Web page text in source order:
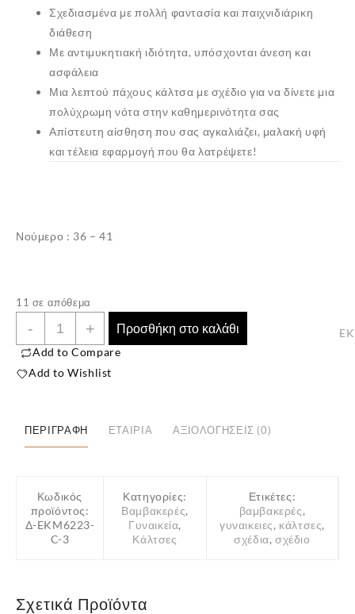
Σχεδιασμένα με πολλή φαντασία και παιχνιδιάρικη
διάθεση
Με αντιμυκητιακή ιδιότητα, υπόσχονται άνεση και
ασφάλεια
Μια λεπτού πάχους κάλτσα με σχέδιο για να δίνετε μια
πολύχρωμη νότα στην καθημερινότητα σας
Απίστευτη αίσθηση που σας αγκαλιάζει, μαλακή υφή
και τέλεια εφαρμογή που θα λατρέψετε!
Νούμερο : 36 – 41
11 σε απόθεμα
-
Γυναικείες
Βαμβακερές
”ΕΚΜΕΝ”
+
Προσθήκη στο καλάθι
Add to Compare
Add to Wishlist
ΠΕΡΙΓΡΑΦΉ ΕΤΑΙΡΊΑ ΑΞΙΟΛΟΓΉΣΕΙΣ (0)
Κωδικός
προϊόντος:
Δ-EKM6223-
C-3
Κατηγορίες:
Βαμβακερές,
Γυναικεία,
Κάλτσες
Ετικέτες:
βαμβακερές,
γυναικειες, κάλτσες,
σχέδια,σχέδιο
Σχετικά Προϊόντα